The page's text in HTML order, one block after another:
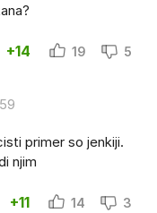
+14 19 5
primer so jenkiji.
njim
+11 14 3